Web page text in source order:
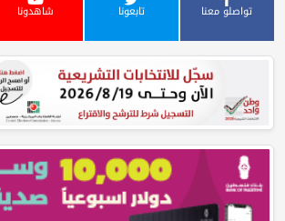
تواصلو معنا تابعونا شاهدونا